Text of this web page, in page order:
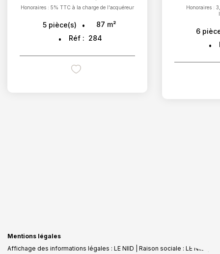
Honoraires : 5% TTC à la charge de l'acquéreur
5 pièce(s) 87 m²
Réf : 284
Honoraires :
6
Mentions légales
Affichage des informations légales : LE NIID | Raison sociale : LE NIID |